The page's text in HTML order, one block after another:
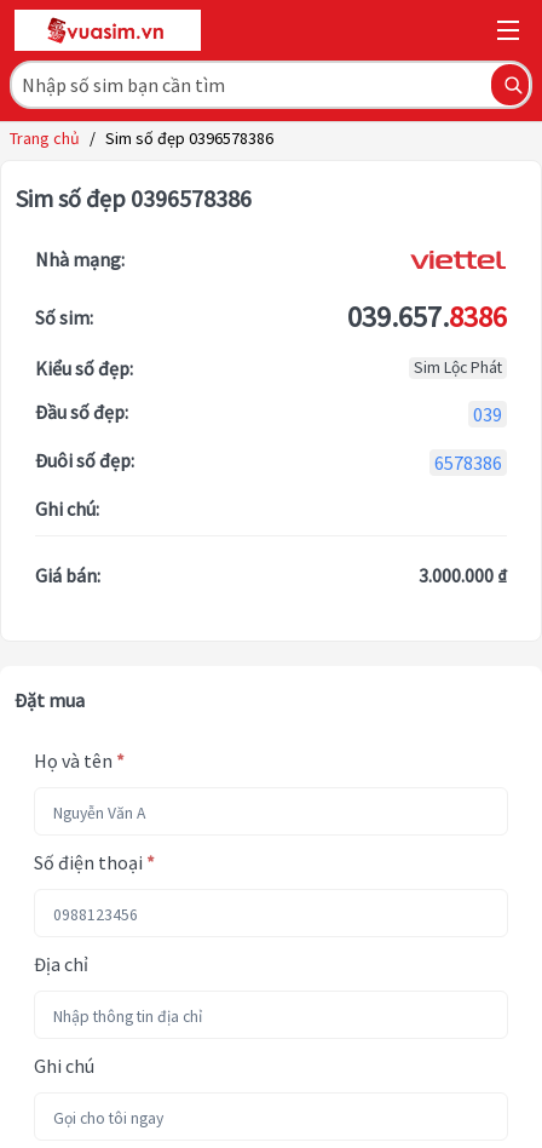
Trang chủ / Sim số đẹp 0396578386
Sim số đẹp 0396578386
Nhà mạng:
Số sim: 039.657.8386
Kiểu số đẹp: Sim Lộc Phát
Đầu số đẹp:
039
Đuôi số đẹp:
6578386
Ghi chú:
Giá bán: 3.000.000 ₫
Đặt mua
Họ và tên *
Số điện thoại *
Địa chỉ
Ghi chú